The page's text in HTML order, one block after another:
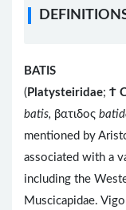
BATIS
( Platysteiridae; Ϯ
batis, βατιδος
mentioned by
associated with a
including the
Muscicapidae.